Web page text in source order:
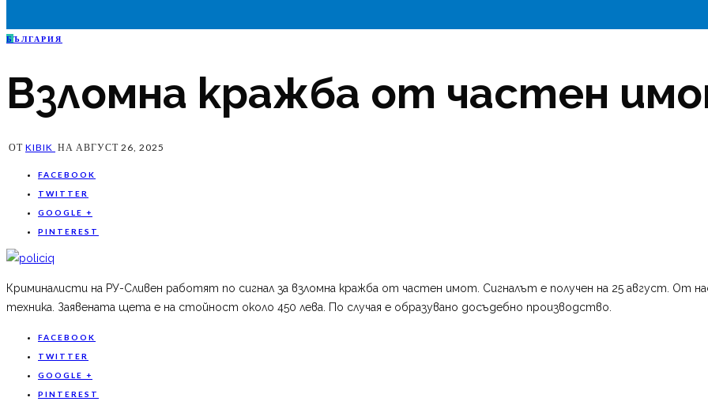
Б ЪЛГАРИЯ
Взломна кражба от частен
ОТ KIBIK НА АВГУСТ 26, 2025
FACEBOOK
TWITTER
GOOGLE +
PINTEREST
Криминалисти на РУ-Сливен работят по сигнал за взломна кражба от частен имот. Сигналът е получен на 25 август. От
техника. Заявената щета е на стойност около 450 лева. По случая е образувано досъдебно производство.
FACEBOOK
TWITTER
GOOGLE +
PINTEREST